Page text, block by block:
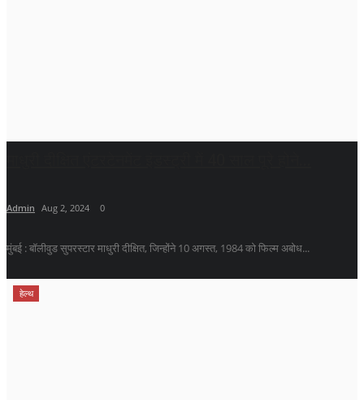
Admin Aug 2, 2024 0
मुंबई : बॉलीवुड सुपरस्टार माधुरी दीक्षित, जिन्होंने 10 अगस्त, 1984 को फिल्म अबोध...
हेल्थ